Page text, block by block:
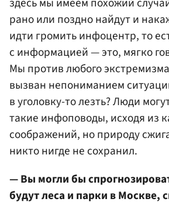
рано или поздно найдут и
идти громить инфоцентр, то
с информацией — это, мягко
Мы против любого
вызван непониманием
в уголовку-то лезть? Люди
такие инфоповоды, исходя из
соображений, но природу
никто нигде не сохранил.
— Вы могли бы
будут леса и парки в Москве,